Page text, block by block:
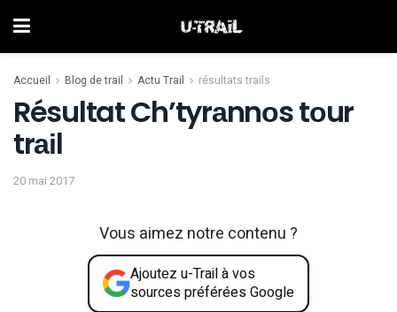
Accueil Blog de trail Actu Trail résultats trails
Résultat Ch’tyrаnnоs tоur
trаіl
20 mai 2017
Vous aimez notre contenu ?
Ajoutez u-Trail à vos
sources préférées Google